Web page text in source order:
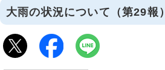
大雨の状況について（第29報）